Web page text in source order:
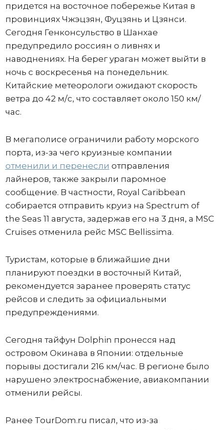
придется на восточное побережье Китая в
провинциях Чжэцзян, Фуцзянь и Цзянси.
Сегодня Генконсульство в Шанхае
предупредило россиян о ливнях и
наводнениях. На берег ураган может выйти в
ночь с воскресенья на понедельник.
Китайские метеорологи ожидают скорость
ветра до 42 м/с, что составляет около 150 км/
час.
В мегаполисе ограничили работу морского
порта, из-за чего круизные компании
отменили и перенесли отправления
лайнеров, также закрыли паромное
сообщение. В частности, Royal Caribbean
собирается отправить круиз на Spectrum of
the Seas 11 августа, задержав его на 3 дня, а MSC
Cruises отменила рейс MSC Bellissima.
Туристам, которые в ближайшие дни
планируют поездки в восточный Китай,
рекомендуется заранее проверять статус
рейсов и следить за официальными
предупреждениями.
Сегодня тайфун Dolphin пронесся над
островом Окинава в Японии: отдельные
порывы достигали 216 км/час. В регионе было
нарушено электроснабжение, авиакомпании
отменили рейсы.
Ранее TourDom.ru писал, что из-за